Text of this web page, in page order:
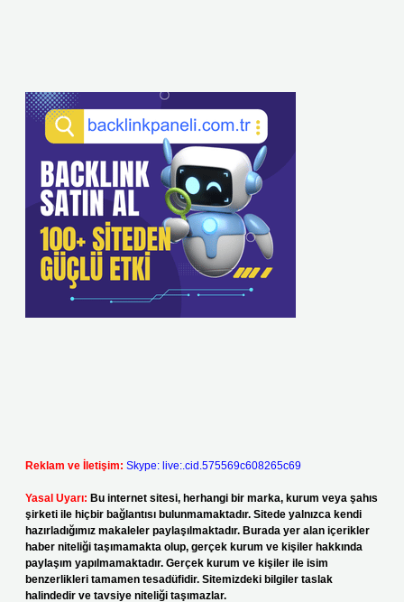
Reklam ve İletişim: Skype: live:.cid.575569c608265c69
Yasal Uyarı: Bu internet sitesi, herhangi bir marka, kurum veya şahıs
şirketi ile hiçbir bağlantısı bulunmamaktadır. Sitede yalnızca kendi
hazırladığımız makaleler paylaşılmaktadır. Burada yer alan içerikler
haber niteliği taşımamakta olup, gerçek kurum ve kişiler hakkında
paylaşım yapılmamaktadır. Gerçek kurum ve kişiler ile isim
benzerlikleri tamamen tesadüfidir. Sitemizdeki bilgiler taslak
halindedir ve tavsiye niteliği taşımazlar.